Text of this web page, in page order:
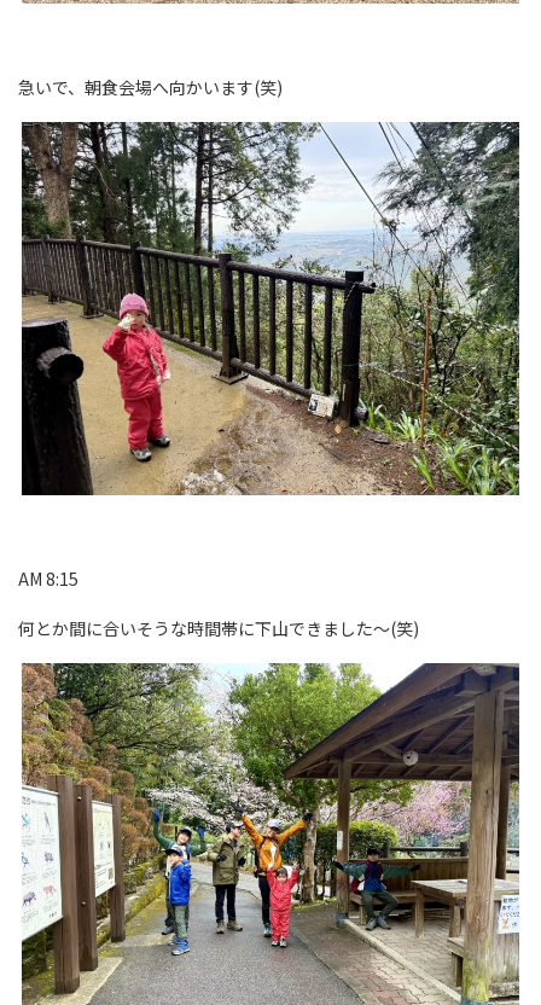
急いで、朝食会場へ向かいます(笑)
AM 8:15
何とか間に合いそうな時間帯に下山できました～(笑)